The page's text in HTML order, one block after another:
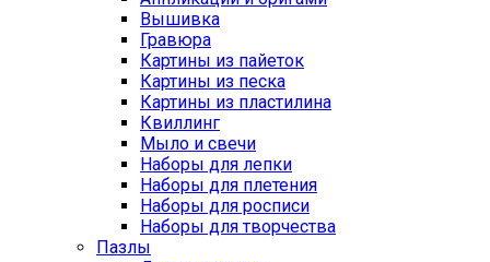
Вышивка
Гравюра
Картины из пайеток
Картины из песка
Картины из пластилина
Квиллинг
Мыло и свечи
Наборы для лепки
Наборы для плетения
Наборы для росписи
Наборы для творчества
Пазлы